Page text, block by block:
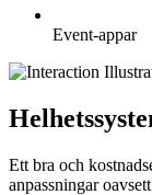
Event-appar
Ett bra och
anpassningar